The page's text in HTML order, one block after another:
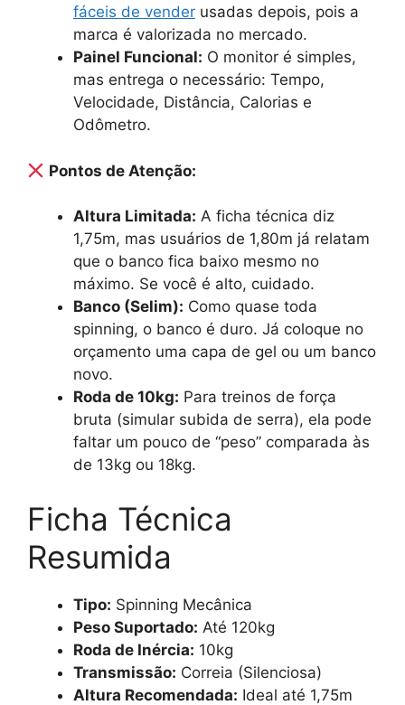
fáceis de vender usadas depois, pois a
marca é valorizada no mercado.
Painel Funcional: O monitor é simples,
mas entrega o necessário: Tempo,
Velocidade, Distância, Calorias e
Odômetro.
Pontos de Atenção:
Altura Limitada: A ficha técnica diz
1,75m, mas usuários de 1,80m já relatam
que o banco fica baixo mesmo no
máximo. Se você é alto, cuidado.
Banco (Selim): Como quase toda
spinning, o banco é duro. Já coloque no
orçamento uma capa de gel ou um banco
novo.
Roda de 10kg: Para treinos de força
bruta (simular subida de serra), ela pode
faltar um pouco de “peso” comparada às
de 13kg ou 18kg.
Ficha Técnica
Resumida
Tipo: Spinning Mecânica
Peso Suportado: Até 120kg
Roda de Inércia: 10kg
Transmissão: Correia (Silenciosa)
Altura Recomendada: Ideal até 1,75m